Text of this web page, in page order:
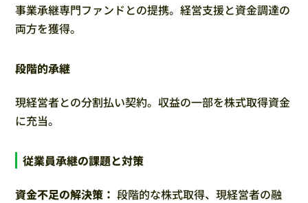
事業承継専門ファンドとの提携。経営支援と資金調達の
両方を獲得。
段階的承継
現経営者との分割払い契約。収益の一部を株式取得資金
に充当。
従業員承継の課題と対策
資金不足の解決策： 段階的な株式取得、現経営者の融